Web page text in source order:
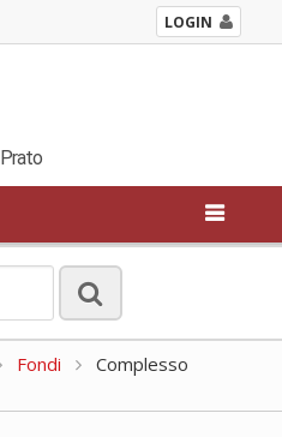
LOGIN
Fondi
Complesso